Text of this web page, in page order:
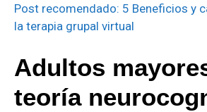
Post recomendado: 5 Beneficios y
la terapia grupal virtual
Adultos
teoría